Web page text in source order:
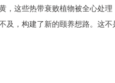
，这些热带衰败植物被全心处
，构建了新的颐养想路。这不